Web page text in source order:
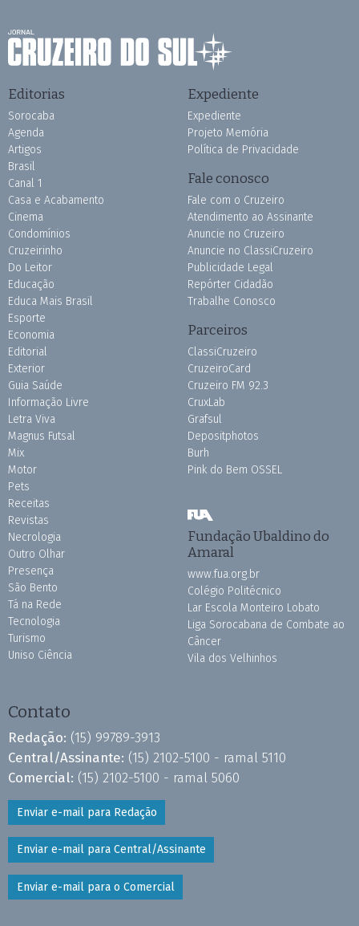
Editorias
Sorocaba
Agenda
Artigos
Brasil
Canal 1
Casa e Acabamento
Cinema
Condomínios
Cruzeirinho
Do Leitor
Educação
Educa Mais Brasil
Esporte
Economia
Editorial
Exterior
Guia Saúde
Informação Livre
Letra Viva
Magnus Futsal
Mix
Motor
Pets
Receitas
Revistas
Necrologia
Outro Olhar
Presença
São Bento
Tá na Rede
Tecnologia
Turismo
Uniso Ciência
Expediente
Expediente
Projeto Memória
Política de Privacidade
Fale conosco
Fale com o Cruzeiro
Atendimento ao Assinante
Anuncie no Cruzeiro
Anuncie no ClassiCruzeiro
Publicidade Legal
Repórter Cidadão
Trabalhe Conosco
Parceiros
ClassiCruzeiro
CruzeiroCard
Cruzeiro FM 92.3
CruxLab
Grafsul
Depositphotos
Burh
Pink do Bem OSSEL
Fundação Ubaldino do
Amaral
www.fua.org.br
Colégio Politécnico
Lar Escola Monteiro Lobato
Liga Sorocabana de Combate ao
Câncer
Vila dos Velhinhos
Contato
Redação: (15) 99789-3913
Central/Assinante: (15) 2102-5100 - ramal 5110
Comercial: (15) 2102-5100 - ramal 5060
Enviar e-mail para Redação
Enviar e-mail para Central/Assinante
Enviar e-mail para o Comercial